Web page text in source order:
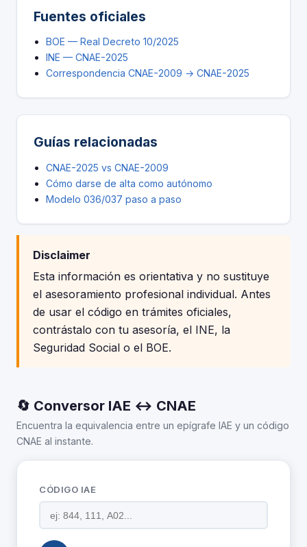
Fuentes oficiales
BOE — Real Decreto 10/2025
INE — CNAE-2025
Correspondencia CNAE-2009 → CNAE-2025
Guías relacionadas
CNAE-2025 vs CNAE-2009
Cómo darse de alta como autónomo
Modelo 036/037 paso a paso
Disclaimer
Esta información es orientativa y no sustituye
el asesoramiento profesional individual. Antes
de usar el código en trámites oficiales,
contrástalo con tu asesoría, el INE, la
Seguridad Social o el BOE.
🔄 Conversor IAE ↔ CNAE
Encuentra la equivalencia entre un epígrafe IAE y un código
CNAE al instante.
CÓDIGO IAE